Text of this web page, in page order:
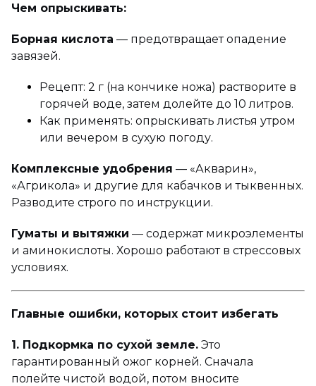
Чем опрыскивать:
Борная кислота — предотвращает опадение
завязей.
Рецепт: 2 г (на кончике ножа) растворите в
горячей воде, затем долейте до 10 литров.
Как применять: опрыскивать листья утром
или вечером в сухую погоду.
Комплексные удобрения — «Акварин»,
«Агрикола» и другие для кабачков и тыквенных.
Разводите строго по инструкции.
Гуматы и вытяжки — содержат микроэлементы
и аминокислоты. Хорошо работают в стрессовых
условиях.
Главные ошибки, которых стоит избегать
1. Подкормка по сухой земле. Это
гарантированный ожог корней. Сначала
полейте чистой водой, потом вносите